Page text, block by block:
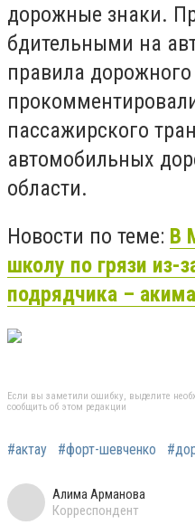
дорожные знаки.
бдительными на
правила
пассажирского
автомобильных
области.
Новости по теме: В
школу по грязи из-
подрядчика –
Если вы заметили ошибку, выделите
сообщить об этом редакции
#актау #форт-шевченко
Алима Арманова
Корреспондент